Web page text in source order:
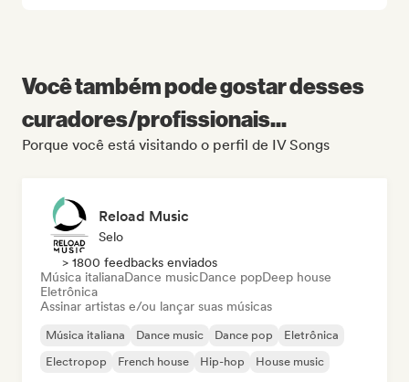
Você também pode gostar desses
curadores/profissionais...
Porque você está visitando o perfil de IV Songs
Reload Music
Selo
> 1800 feedbacks enviados
Música italianaDance musicDance popDeep house
Eletrônica
Assinar artistas e/ou lançar suas músicas
Música italiana Dance music Dance pop
Eletrônica
Electropop
French house Hip-hop House music